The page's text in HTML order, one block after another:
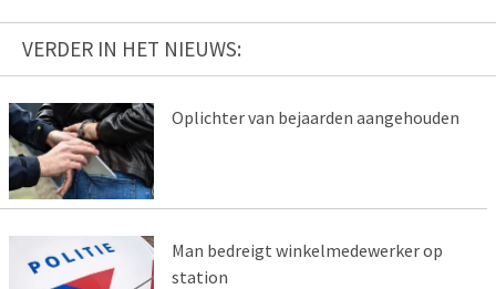
VERDER IN HET NIEUWS:
Oplichter van bejaarden aangehouden
Man bedreigt winkelmedewerker op
station